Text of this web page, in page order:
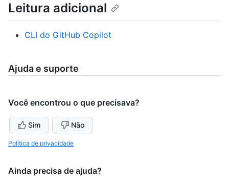
Leitura adicional
CLI do GitHub Copilot
Ajuda e suporte
Você encontrou o que precisava?
Sim Não
Política de privacidade
Ainda precisa de ajuda?